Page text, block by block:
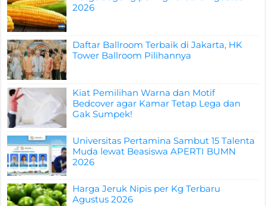
2026
Daftar Ballroom Terbaik di Jakarta, HK
Tower Ballroom Pilihannya
Kiat Pemilihan Warna dan Motif
Bedcover agar Kamar Tetap Lega dan
Gak Sumpek!
Universitas Pertamina Sambut 15 Talenta
Muda lewat Beasiswa APERTI BUMN
2026
Harga Jeruk Nipis per Kg Terbaru
Agustus 2026